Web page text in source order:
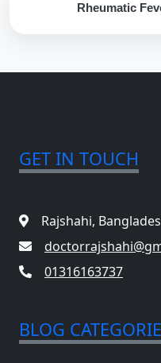
Rheumatic
GET IN TOUCH
Rajshahi,
01316163737
BLOG